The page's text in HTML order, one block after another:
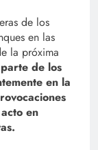
de los
en las
la próxima
de los
en la
en